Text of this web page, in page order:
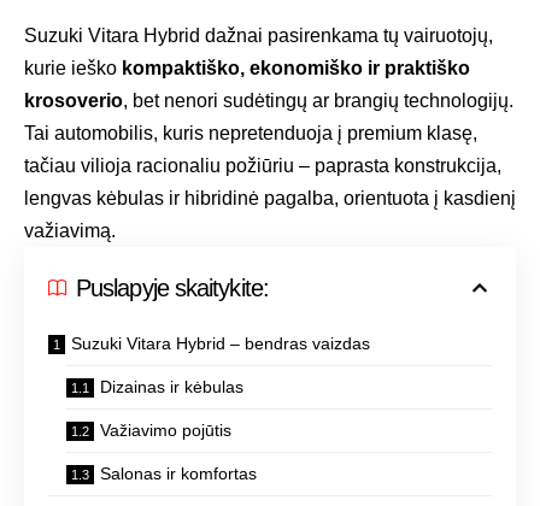
Suzuki Vitara Hybrid dažnai pasirenkama tų vairuotojų,
kurie ieško kompaktiško, ekonomiško ir praktiško
krosoverio, bet nenori sudėtingų ar brangių technologijų.
Tai automobilis, kuris nepretenduoja į premium klasę,
tačiau vilioja racionaliu požiūriu – paprasta konstrukcija,
lengvas kėbulas ir hibridinė pagalba, orientuota į kasdienį
važiavimą.
Puslapyje skaitykite:
Suzuki Vitara Hybrid – bendras vaizdas
Dizainas ir kėbulas
Važiavimo pojūtis
Salonas ir komfortas